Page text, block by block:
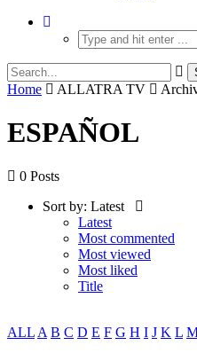
Home ALLATRA TV
ESPAÑOL
0 Posts
Sort by: Latest
Latest
Most commented
Most viewed
Most liked
Title
ALL A B C D E F G H I J K L